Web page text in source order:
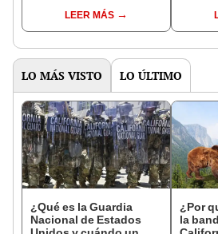
ser emitida?
LEER MÁS
Texas
LO MÁS VISTO LO ÚLTIMO
¿Qué es la Guardia
Nacional de Estados
¿Por
la